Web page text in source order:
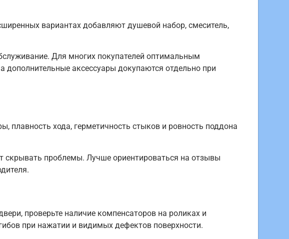
вариантах добавляют душевой набор, смеситель,
Для многих покупателей оптимальным
аксессуары докупаются отдельно при
плавность хода, герметичность стыков и ровность поддона
скрывать проблемы. Лучше ориентироваться на отзывы
проверьте наличие компенсаторов на роликах и
при нажатии и видимых дефектов поверхности.